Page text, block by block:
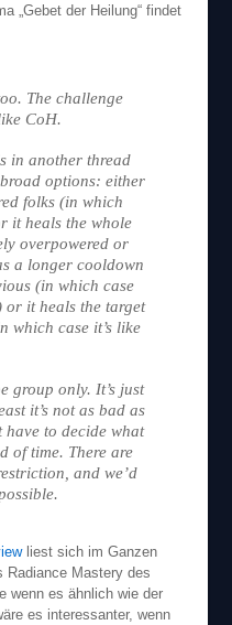
„Gebet der Heilung“ findet
The challenge
CoH.
in another thread
options: either
folks (in which
it heals the whole
overpowered or
a longer cooldown
(in which case
or it heals the target
which case it’s like
group only. It’s just
it’s not as bad as
have to decide what
of time. There are
and we’d
liest sich im Ganzen
Radiance Mastery des
wenn es ähnlich wie der
es interessanter, wenn